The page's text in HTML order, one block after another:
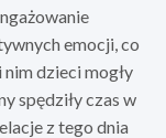
emocji, co
dzieci mogły
spędziły czas w
z tego dnia